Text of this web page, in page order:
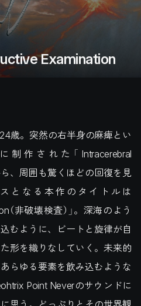
Examination
歳。突然の右半身の麻痺とい
作された「Intracerebral
ら、周囲も驚くほどの回復を見
となる本作のタイトルは
（非破壊検査）」。深海のよう
むように、ビートと旋律が自
形を織りなしていく。未来的
らゆる要素を飲み込むような
Point Neverのサウンドに